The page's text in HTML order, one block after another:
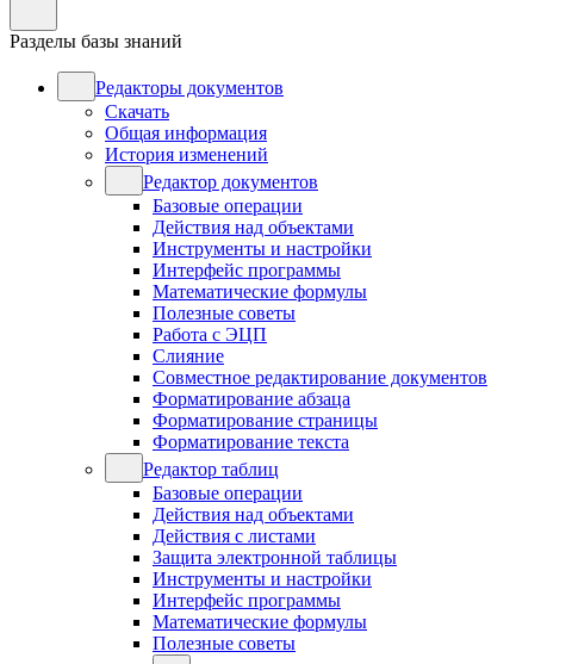
Разделы базы знаний
Редакторы документов
Скачать
Общая информация
История изменений
Редактор документов
Базовые операции
Действия над объектами
Инструменты и настройки
Интерфейс программы
Математические формулы
Полезные советы
Работа с ЭЦП
Слияние
Совместное редактирование документов
Форматирование абзаца
Форматирование страницы
Форматирование текста
Редактор таблиц
Базовые операции
Действия над объектами
Действия с листами
Защита электронной таблицы
Инструменты и настройки
Интерфейс программы
Математические формулы
Полезные советы